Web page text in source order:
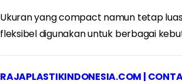
Ukuran yang compact namun tetap
fleksibel digunakan untuk berbagai
RAJAPLASTIKINDONESIA.COM |